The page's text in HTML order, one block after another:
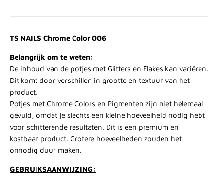
TS NAILS Chrome Color 006
Belangrijk om te weten:
De inhoud van de potjes met Glitters en Flakes kan variëren.
Dit komt door verschillen in grootte en textuur van het
product.
Potjes met Chrome Colors en Pigmenten zijn niet helemaal
gevuld, omdat je slechts een kleine hoeveelheid nodig hebt
voor schitterende resultaten. Dit is een premium en
kostbaar product. Grotere hoeveelheden zouden het
onnodig duur maken.
GEBRUIKSAANWIJZING: